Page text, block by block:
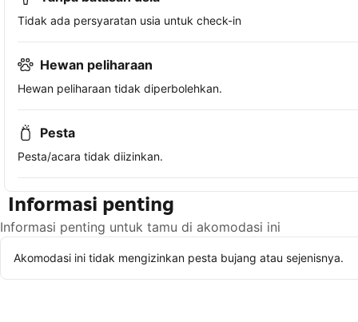
Tidak ada persyaratan usia untuk check-in
Hewan peliharaan
Hewan peliharaan tidak diperbolehkan.
Pesta
Pesta/acara tidak diizinkan.
Informasi penting
Informasi penting untuk tamu di akomodasi ini
Akomodasi ini tidak mengizinkan pesta bujang atau sejenisnya.